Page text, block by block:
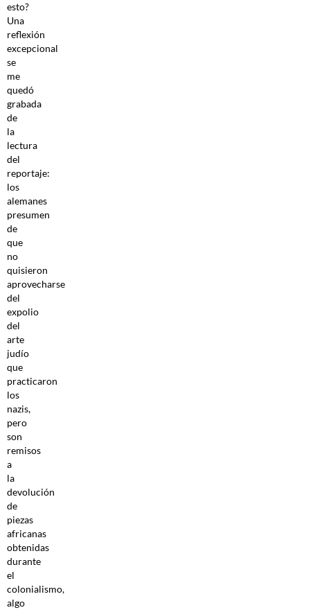
esto?
Una
reflexión
excepcional
se
me
quedó
grabada
de
la
lectura
del
reportaje:
los
alemanes
presumen
de
que
no
quisieron
aprovecharse
del
expolio
del
arte
judío
que
practicaron
los
nazis,
pero
son
remisos
a
la
devolución
de
piezas
africanas
obtenidas
durante
el
colonialismo,
algo